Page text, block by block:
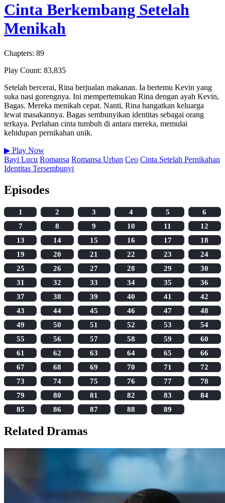
Cinta Berkembang Setelah
Menikah
Chapters: 89
Play Count: 83,835
Setelah bercerai, Rina berjualan makanan. Ia bertemu Kevin yang
suka nasi gorengnya. Ini mempertemukan Rina dengan ayah Kevin,
Bagas. Mereka menikah cepat. Nanti, Rina hangatkan keluarga
lewat masakannya. Bagas sembunyikan identitas sebagai orang
terkaya. Perlahan cinta tumbuh di antara mereka, memulai
kehidupan pernikahan unik.
▶ Play Now
Bayi Lucu Romansa Romansa Urban Ceo Cinta Setelah Pernikahan
Identitas Tersembunyi
Episodes
1 2 3 4 5
6
7
8 9 10 11
12
13
14 15 16 17
18
19
20 21 22 23
24
25
26 27 28 29
30
31
32 33 34 35
36
37
38 39 40 41
42
43
44 45 46 47
48
49
50 51 52 53
54
55
56 57 58 59
60
61
62 63 64 65
66
67
68 69 70 71
72
73
74 75 76 77
78
79
80 81 82 83
84
85
86 87 88 89
Related Dramas